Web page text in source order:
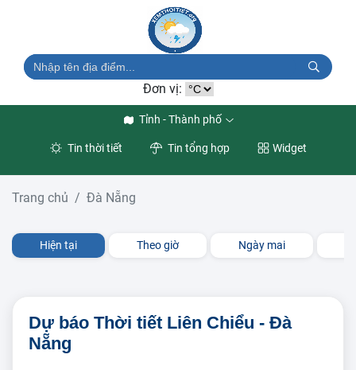
Đơn vị:
Tỉnh - Thành phố
Tin thời tiết Tin tổng hợp Widget
Trang chủ Đà Nẵng
Hiện tại Theo giờ Ngày mai
Dự báo Thời tiết Liên Chiểu - Đà
Nẵng